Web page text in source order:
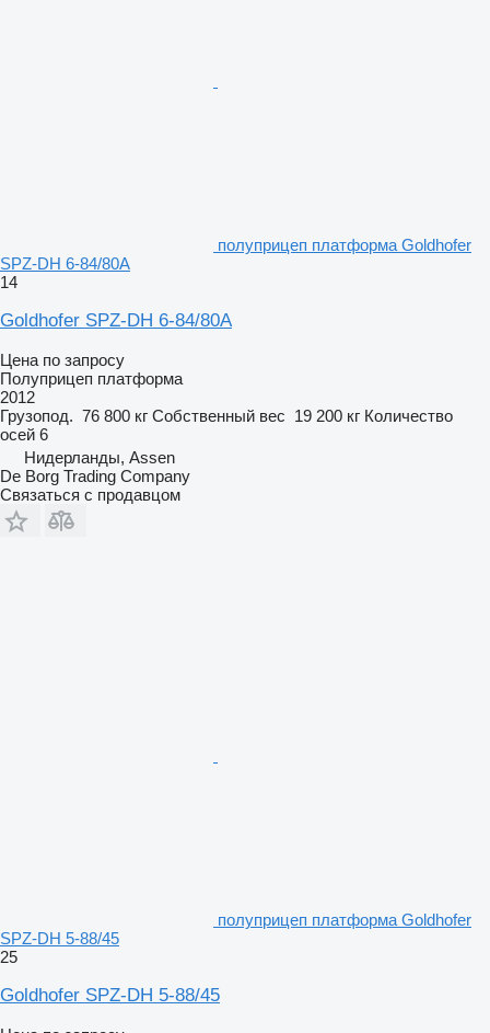
полуприцеп платформа Goldhofer
SPZ-DH 6-84/80A
14
Goldhofer SPZ-DH 6-84/80A
Цена по запросу
Полуприцеп платформа
2012
Грузопод. 76 800 кг Собственный вес 19 200 кг Количество
осей 6
Нидерланды, Assen
De Borg Trading Company
Связаться с продавцом
полуприцеп платформа Goldhofer
SPZ-DH 5-88/45
25
Goldhofer SPZ-DH 5-88/45